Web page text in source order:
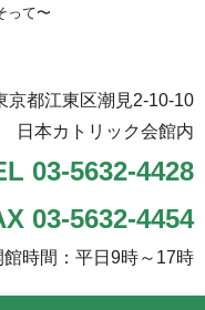
って〜
京都江東区潮見2-10-10
日本カトリック会館内
03-5632-4428
03-5632-4454
館時間：平日9時～17時